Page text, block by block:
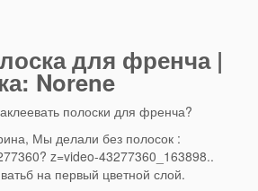
для френча |
Norene
полоски для френча?
Мы делали без полосок :
z=video-43277360_163898..
на первый цветной слой.